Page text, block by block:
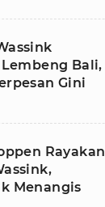
Bali,
Gini
Rayakan
Menangis